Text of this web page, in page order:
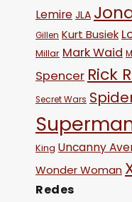
Lemire JLA
Gillen Kurt Busiek
Millar Mark Waid
Spencer Rick
Secret Wars
King Uncanny
Wonder Woman
Redes